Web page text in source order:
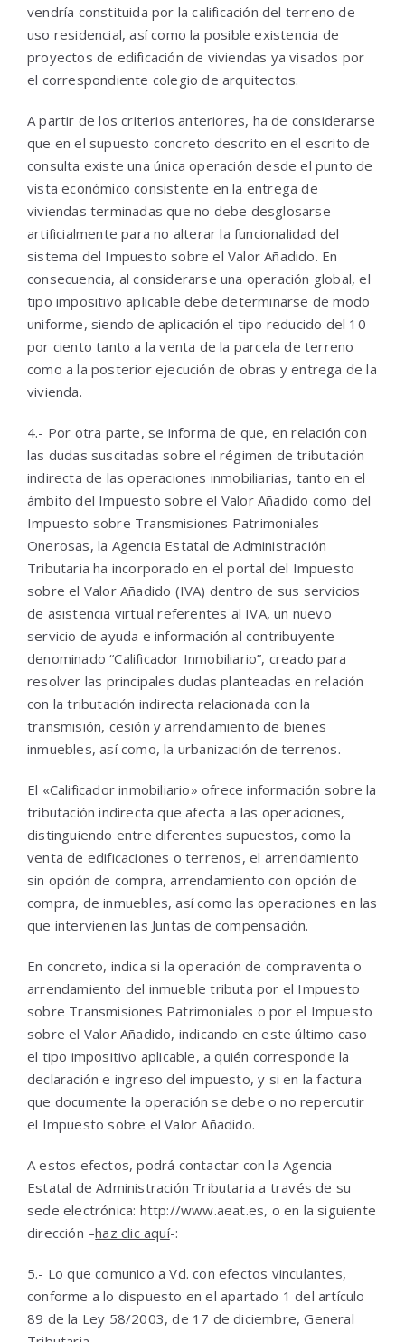
vendría constituida por la calificación del terreno de
uso residencial, así como la posible existencia de
proyectos de edificación de viviendas ya visados por
el correspondiente colegio de arquitectos.
A partir de los criterios anteriores, ha de considerarse
que en el supuesto concreto descrito en el escrito de
consulta existe una única operación desde el punto de
vista económico consistente en la entrega de
viviendas terminadas que no debe desglosarse
artificialmente para no alterar la funcionalidad del
sistema del Impuesto sobre el Valor Añadido. En
consecuencia, al considerarse una operación global, el
tipo impositivo aplicable debe determinarse de modo
uniforme, siendo de aplicación el tipo reducido del 10
por ciento tanto a la venta de la parcela de terreno
como a la posterior ejecución de obras y entrega de la
vivienda.
4.- Por otra parte, se informa de que, en relación con
las dudas suscitadas sobre el régimen de tributación
indirecta de las operaciones inmobiliarias, tanto en el
ámbito del Impuesto sobre el Valor Añadido como del
Impuesto sobre Transmisiones Patrimoniales
Onerosas, la Agencia Estatal de Administración
Tributaria ha incorporado en el portal del Impuesto
sobre el Valor Añadido (IVA) dentro de sus servicios
de asistencia virtual referentes al IVA, un nuevo
servicio de ayuda e información al contribuyente
denominado “Calificador Inmobiliario”, creado para
resolver las principales dudas planteadas en relación
con la tributación indirecta relacionada con la
transmisión, cesión y arrendamiento de bienes
inmuebles, así como, la urbanización de terrenos.
El «Calificador inmobiliario» ofrece información sobre la
tributación indirecta que afecta a las operaciones,
distinguiendo entre diferentes supuestos, como la
venta de edificaciones o terrenos, el arrendamiento
sin opción de compra, arrendamiento con opción de
compra, de inmuebles, así como las operaciones en las
que intervienen las Juntas de compensación.
En concreto, indica si la operación de compraventa o
arrendamiento del inmueble tributa por el Impuesto
sobre Transmisiones Patrimoniales o por el Impuesto
sobre el Valor Añadido, indicando en este último caso
el tipo impositivo aplicable, a quién corresponde la
declaración e ingreso del impuesto, y si en la factura
que documente la operación se debe o no repercutir
el Impuesto sobre el Valor Añadido.
A estos efectos, podrá contactar con la Agencia
Estatal de Administración Tributaria a través de su
sede electrónica: http://www.aeat.es, o en la siguiente
dirección –haz clic aquí-:
5.- Lo que comunico a Vd. con efectos vinculantes,
conforme a lo dispuesto en el apartado 1 del artículo
89 de la Ley 58/2003, de 17 de diciembre, General